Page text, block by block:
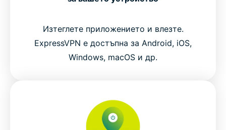
Изтеглете приложението и влезте.
ExpressVPN е достъпна за Android, iOS,
Windows, macOS и др.